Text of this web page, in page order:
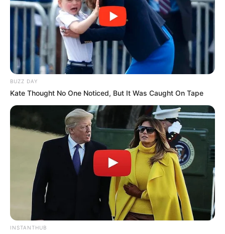
BUZZ DAY
Kate Thought No One Noticed, But It Was Caught On Tape
INSTANTHUB